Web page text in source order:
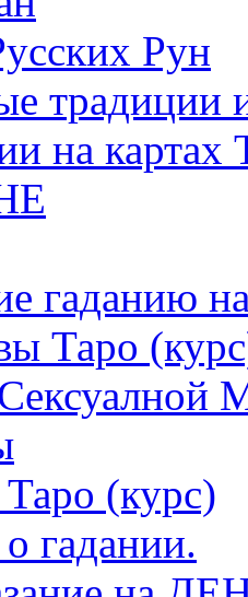
Рун
традиции
на картах
гаданию
Таро
(курс)
гадании.